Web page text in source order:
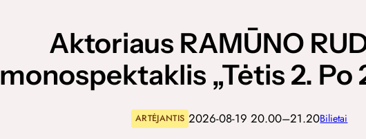
Aktoriaus RAMŪNO
monospektaklis „Tėtis 2. Po
ARTĖJANTIS 2026-08-19 20.00–21.20Bilietai